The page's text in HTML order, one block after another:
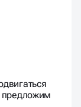
предложим